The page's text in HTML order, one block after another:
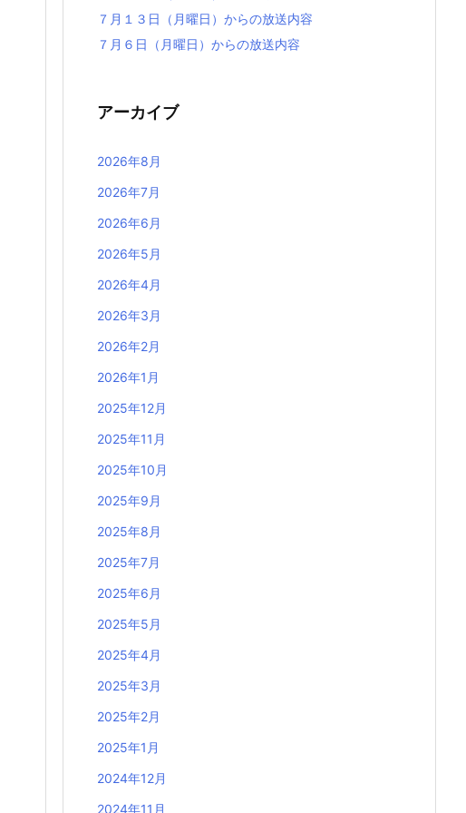
７月１３日（月曜日）からの放送内容
７月６日（月曜日）からの放送内容
アーカイブ
2026年8月
2026年7月
2026年6月
2026年5月
2026年4月
2026年3月
2026年2月
2026年1月
2025年12月
2025年11月
2025年10月
2025年9月
2025年8月
2025年7月
2025年6月
2025年5月
2025年4月
2025年3月
2025年2月
2025年1月
2024年12月
2024年11月